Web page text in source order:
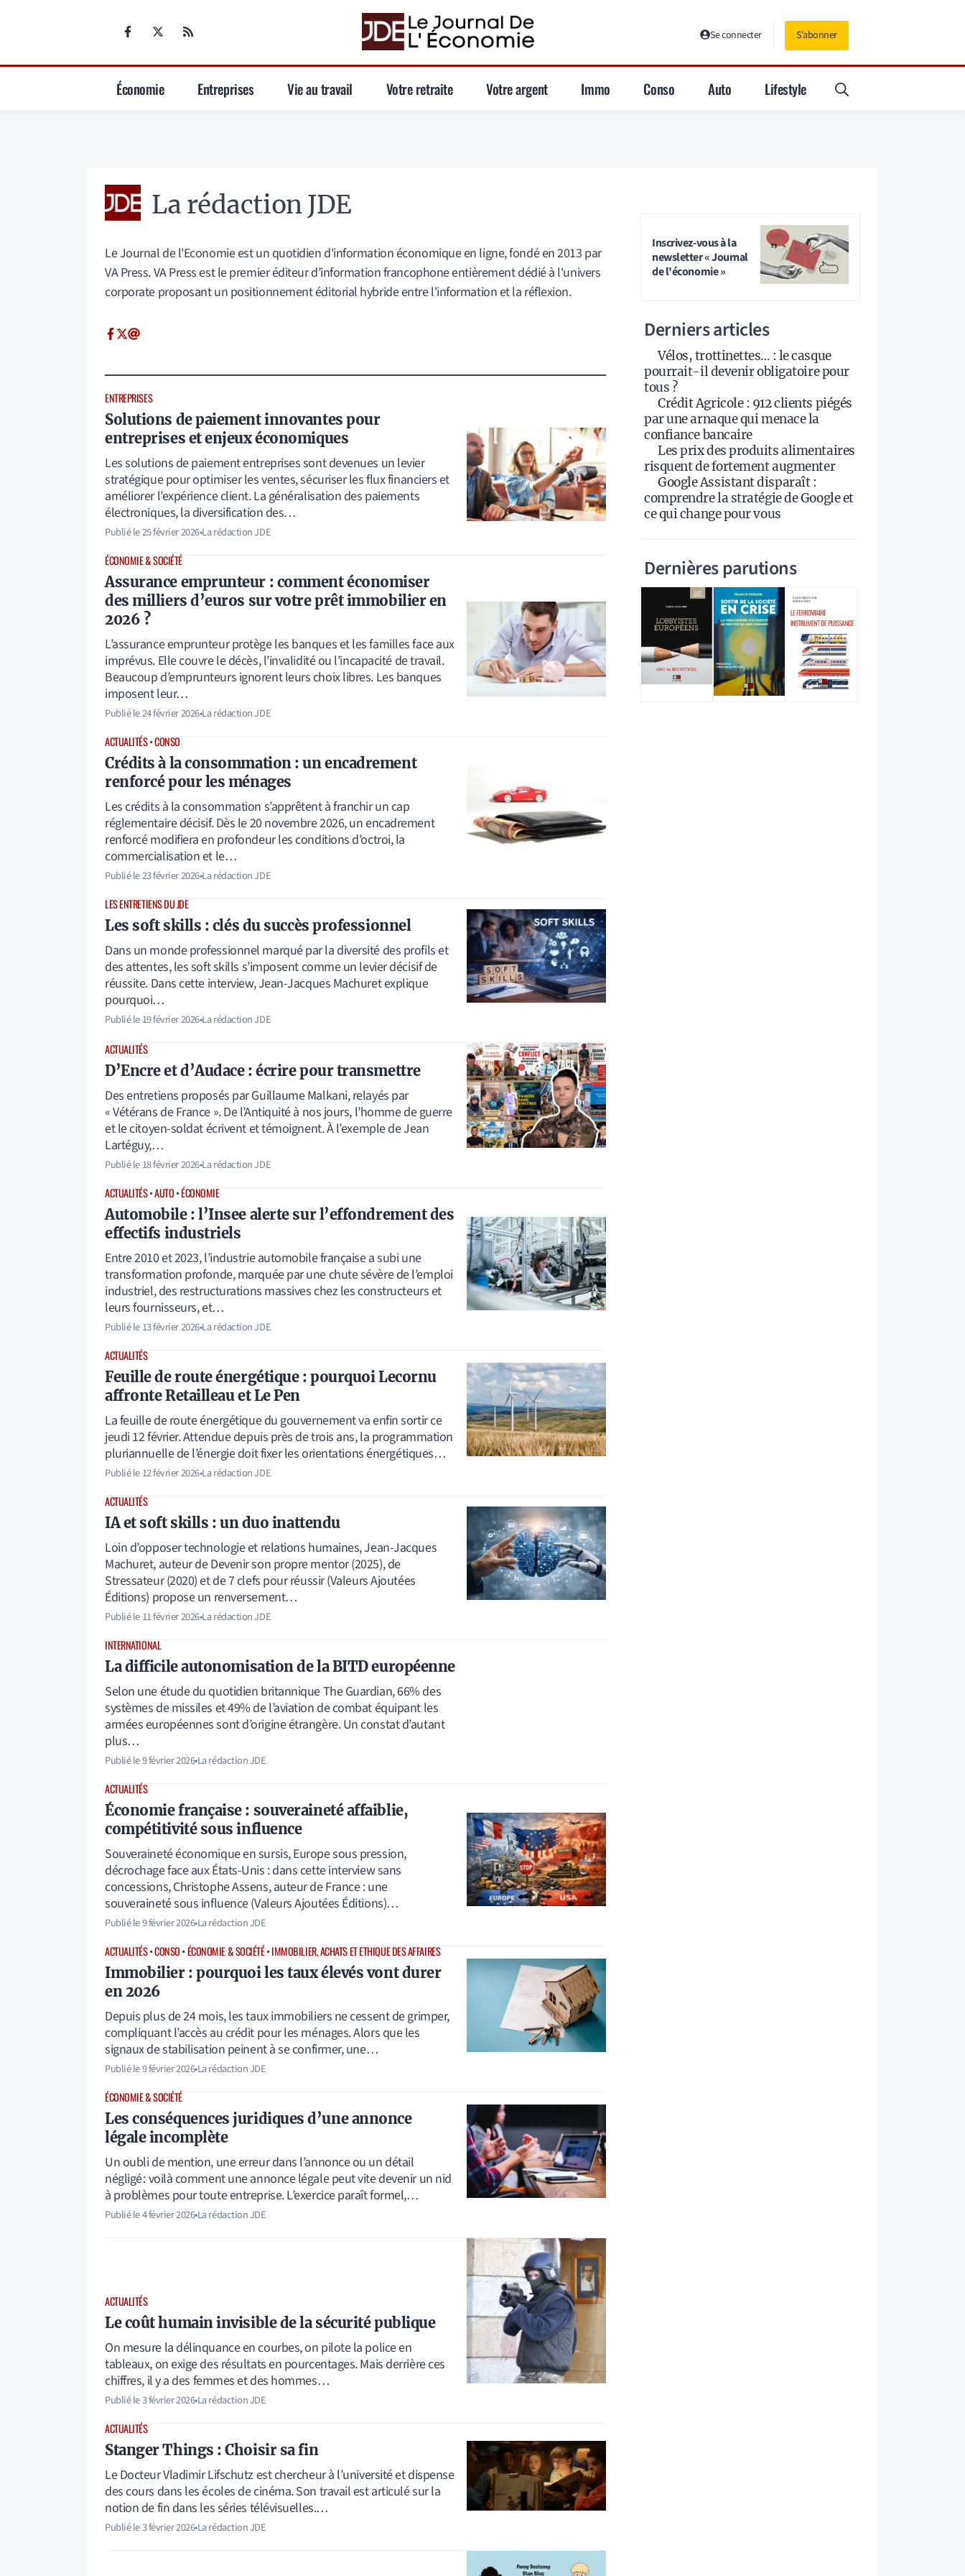
Se connecter S'abonner
Économie Entreprises Vie au travail Votre retraite Votre argent Immo Conso Auto Lifestyle
La rédaction JDE
Le Journal de l'Economie est un quotidien d'information économique en ligne, fondé en 2013 par
VA Press. VA Press est le premier éditeur d’information francophone entièrement dédié à l'univers
corporate proposant un positionnement éditorial hybride entre l'information et la réflexion.
ENTREPRISES
Solutions de paiement innovantes pour
entreprises et enjeux économiques
Les solutions de paiement entreprises sont devenues un levier
stratégique pour optimiser les ventes, sécuriser les flux financiers et
améliorer l’expérience client. La généralisation des paiements
électroniques, la diversification des…
Publié le25 février 2026•La rédaction JDE
ÉCONOMIE & SOCIÉTÉ
Assurance emprunteur : comment économiser
des milliers d’euros sur votre prêt immobilier en
2026 ?
L’assurance emprunteur protège les banques et les familles face aux
imprévus. Elle couvre le décès, l’invalidité ou l’incapacité de travail.
Beaucoup d’emprunteurs ignorent leurs choix libres. Les banques
imposent leur…
Publié le24 février 2026•La rédaction JDE
ACTUALITÉS•CONSO
Crédits à la consommation : un encadrement
renforcé pour les ménages
Les crédits à la consommation s’apprêtent à franchir un cap
réglementaire décisif. Dès le 20 novembre 2026, un encadrement
renforcé modifiera en profondeur les conditions d’octroi, la
commercialisation et le…
Publié le23 février 2026•La rédaction JDE
LES ENTRETIENS DU JDE
Les soft skills : clés du succès professionnel
Dans un monde professionnel marqué par la diversité des profils et
des attentes, les soft skills s’imposent comme un levier décisif de
réussite. Dans cette interview, Jean-Jacques Machuret explique
pourquoi…
Publié le19 février 2026•La rédaction JDE
ACTUALITÉS
D’Encre et d’Audace : écrire pour transmettre
Des entretiens proposés par Guillaume Malkani, relayés par
« Vétérans de France ». De l’Antiquité à nos jours, l’homme de guerre
et le citoyen-soldat écrivent et témoignent. À l’exemple de Jean
Lartéguy,…
Publié le18 février 2026•La rédaction JDE
ACTUALITÉS•AUTO•ÉCONOMIE
Automobile : l’Insee alerte sur l’effondrement des
effectifs industriels
Entre 2010 et 2023, l’industrie automobile française a subi une
transformation profonde, marquée par une chute sévère de l’emploi
industriel, des restructurations massives chez les constructeurs et
leurs fournisseurs, et…
Publié le13 février 2026•La rédaction JDE
ACTUALITÉS
Feuille de route énergétique : pourquoi Lecornu
affronte Retailleau et Le Pen
La feuille de route énergétique du gouvernement va enfin sortir ce
jeudi 12 février. Attendue depuis près de trois ans, la programmation
pluriannuelle de l’énergie doit fixer les orientations énergétiques…
Publié le12 février 2026•La rédaction JDE
ACTUALITÉS
IA et soft skills : un duo inattendu
Loin d’opposer technologie et relations humaines, Jean-Jacques
Machuret, auteur de Devenir son propre mentor (2025), de
Stressateur (2020) et de 7 clefs pour réussir (Valeurs Ajoutées
Éditions) propose un renversement…
Publié le11 février 2026•La rédaction JDE
INTERNATIONAL
La difficile autonomisation de la BITD européenne
Selon une étude du quotidien britannique The Guardian, 66% des
systèmes de missiles et 49% de l’aviation de combat équipant les
armées européennes sont d’origine étrangère. Un constat d’autant
plus…
Publié le9 février 2026•La rédaction JDE
ACTUALITÉS
Économie française : souveraineté affaiblie,
compétitivité sous influence
Souveraineté économique en sursis, Europe sous pression,
décrochage face aux États-Unis : dans cette interview sans
concessions, Christophe Assens, auteur de France : une
souveraineté sous influence (Valeurs Ajoutées Éditions)…
Publié le9 février 2026•La rédaction JDE
ACTUALITÉS•CONSO•ÉCONOMIE & SOCIÉTÉ•IMMOBILIER, ACHATS ET ETHIQUE DES AFFAIRES
Immobilier : pourquoi les taux élevés vont durer
en 2026
Depuis plus de 24 mois, les taux immobiliers ne cessent de grimper,
compliquant l’accès au crédit pour les ménages. Alors que les
signaux de stabilisation peinent à se confirmer, une…
Publié le9 février 2026•La rédaction JDE
ÉCONOMIE & SOCIÉTÉ
Les conséquences juridiques d’une annonce
légale incomplète
Un oubli de mention, une erreur dans l’annonce ou un détail
négligé : voilà comment une annonce légale peut vite devenir un nid
à problèmes pour toute entreprise. L’exercice paraît formel,…
Publié le4 février 2026•La rédaction JDE
ACTUALITÉS
Le coût humain invisible de la sécurité publique
On mesure la délinquance en courbes, on pilote la police en
tableaux, on exige des résultats en pourcentages. Mais derrière ces
chiffres, il y a des femmes et des hommes…
Publié le3 février 2026•La rédaction JDE
ACTUALITÉS
Stanger Things : Choisir sa fin
Le Docteur Vladimir Lifschutz est chercheur à l’université et dispense
des cours dans les écoles de cinéma. Son travail est articulé sur la
notion de fin dans les séries télévisuelles.…
Publié le3 février 2026•La rédaction JDE
Inscrivez-vous à la
newsletter « Journal
de l'économie »
Derniers articles
Vélos, trottinettes… : le casque
pourrait-il devenir obligatoire pour
tous ?
Crédit Agricole : 912 clients piégés
par une arnaque qui menace la
confiance bancaire
Les prix des produits alimentaires
risquent de fortement augmenter
Google Assistant disparaît :
comprendre la stratégie de Google et
ce qui change pour vous
Dernières parutions